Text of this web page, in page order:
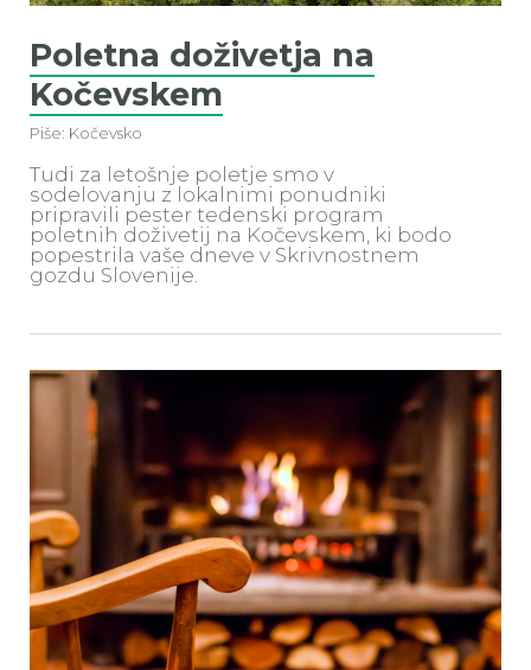
Poletna doživetja na
Kočevskem
Piše: Kočevsko
Tudi za letošnje poletje smo v
sodelovanju z lokalnimi ponudniki
pripravili pester tedenski program
poletnih doživetij na Kočevskem, ki bodo
popestrila vaše dneve v Skrivnostnem
gozdu Slovenije.